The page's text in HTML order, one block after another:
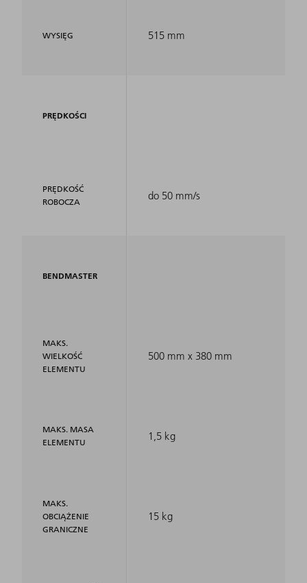
WYSIĘG
PRĘDKOŚCI
PRĘDKOŚĆ
ROBOCZA
BENDMASTER
MAKS.
WIELKOŚĆ
ELEMENTU
MAKS. MASA
ELEMENTU
MAKS.
OBCIĄŻENIE
GRANICZNE
515 mm
do 50 mm/s
500 mm x 380 mm
1,5 kg
15 kg